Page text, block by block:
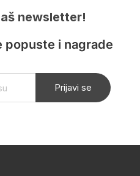
newsletter!
popuste i nagrade
Prijavi se